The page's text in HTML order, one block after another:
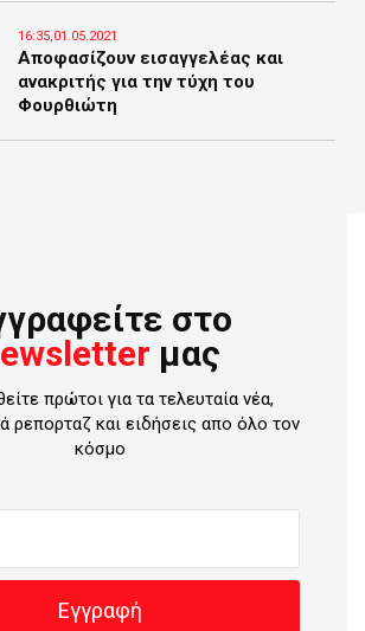
16:35,01.05.2021
Αποφασίζουν εισαγγελέας και
ανακριτής για την τύχη του
Φουρθιώτη
στο
μας
πρώτοι για τα τελευταία νέα,
ρεπορταζ και ειδήσεις απο όλο τον
κόσμο